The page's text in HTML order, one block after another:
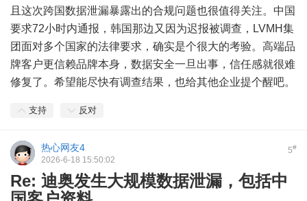
且这次跨国数据泄漏暴露出的合规问题也很值得关注。中国
要求72小时内通报，韩国那边又因为迟报被调查，LVMH集
团面对多个国家的法律要求，确实是个很大的考验。高端品
牌客户更信赖品牌本身，数据安全一旦出事，信任感就很难
修复了。希望能尽快有调查结果，也给其他企业提个醒吧。
支持 反对
5#
热心网友4
2026-6-18 15:50:02
Re: 迪奥发生大规模数据泄漏，包括中